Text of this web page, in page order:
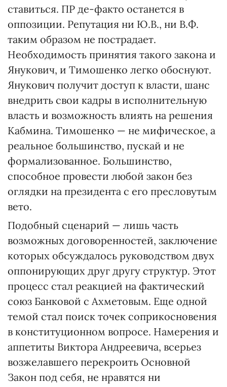
ставиться. ПР де-факто останется в
оппозиции. Репутация ни Ю.В., ни В.Ф.
таким образом не пострадает.
Необходимость принятия такого закона и
Янукович, и Тимошенко легко обоснуют.
Янукович получит доступ к власти, шанс
внедрить свои кадры в исполнительную
власть и возможность влиять на решения
Кабмина. Тимошенко — не мифическое, а
реальное большинство, пускай и не
формализованное. Боль­шинство,
способное провести любой закон без
оглядки на президента с его пресловутым
вето.
Подобный сценарий — лишь часть
возможных договоренностей, заключение
которых обсуждалось руководством двух
оппонирующих друг другу структур. Этот
процесс стал реакцией на фактический
союз Банковой с Ахметовым. Еще одной
темой стал поиск точек соприкосновения
в конституционном вопросе. Намерения и
аппетиты Виктора Андреевича, всерьез
возжелавшего перекроить Основной
Закон под себя, не нравятся ни